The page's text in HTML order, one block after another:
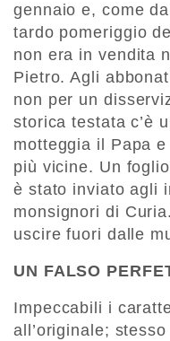
gennaio e, come
tardo pomeriggio
non era in vendita
Pietro. Agli
non per un
storica testata c’è
motteggia il Papa
più vicine. Un
è stato inviato agli
monsignori di
uscire fuori dalle
UN FALSO
Impeccabili i
all’originale;